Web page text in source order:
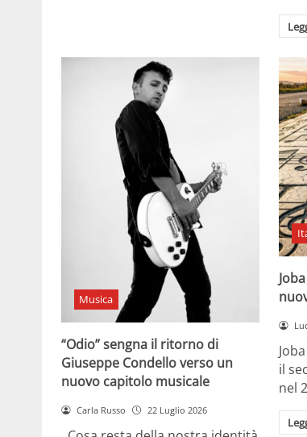
Musica
“Odio” sengna il ritorno di
Giuseppe Condello verso un
nuovo capitolo musicale
Carla Russo 22 Luglio 2026
il
nel